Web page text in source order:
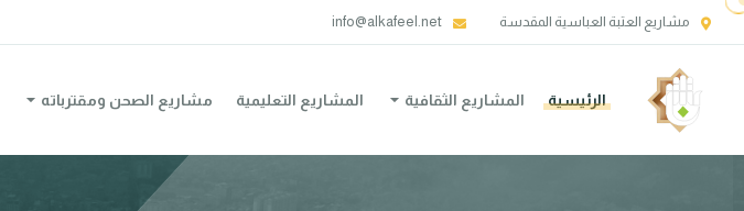
مشاريع العتبة العباسية المقدسة info@alkafeel.net
الرئيسية المشاريع الثقافية المشاريع التعليمية مشاريع الصحن ومقترباته